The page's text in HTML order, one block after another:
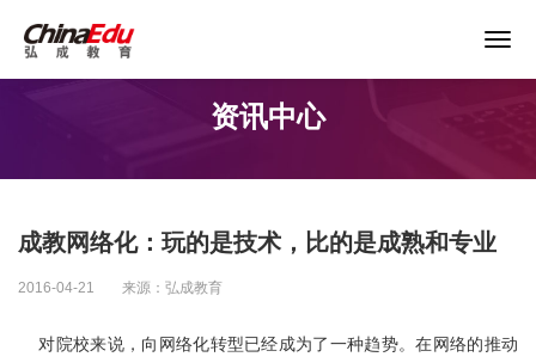
企业培训
继续教育
资讯中心
成教网络化：玩的是技术，比的是成熟和专业
2016-04-21 来源：弘成教育
对院校来说，向网络化转型已经成为了一种趋势。在网络的推动